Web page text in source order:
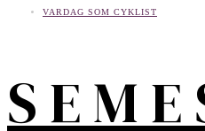
VARDAG SOM CYKLIST
S E M E